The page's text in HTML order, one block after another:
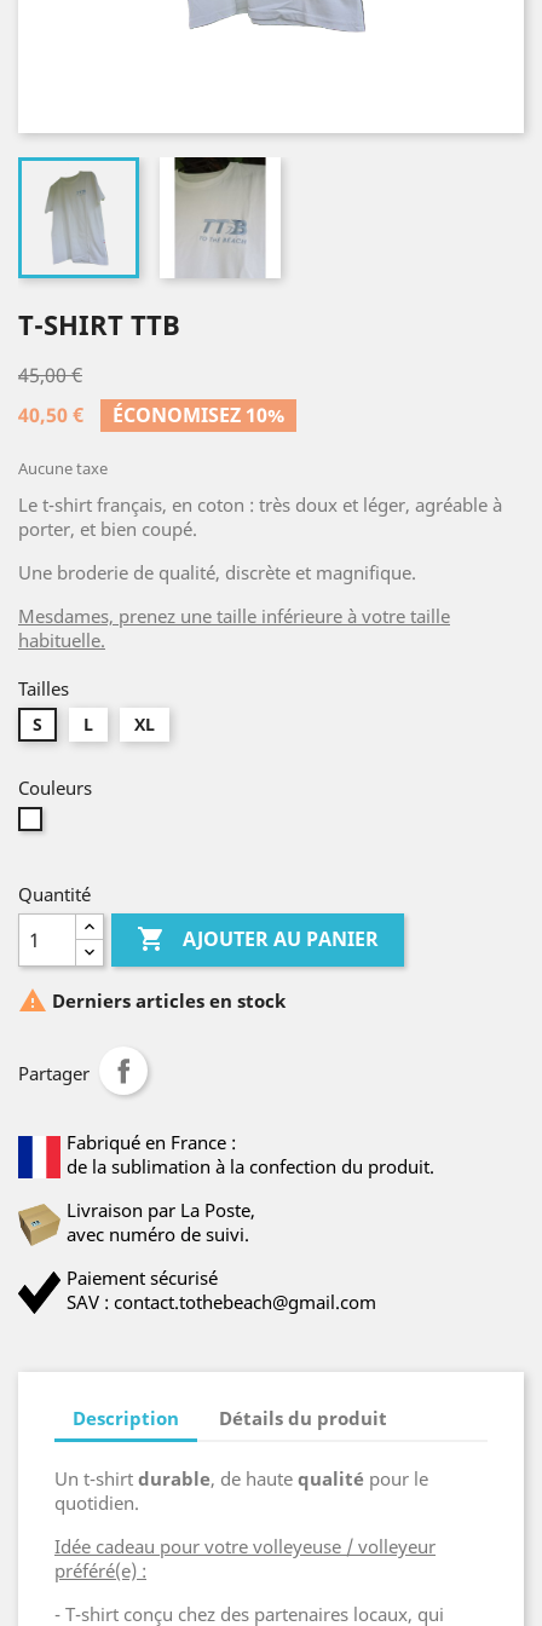
T-SHIRT TTB
45,00 €
40,50 €
ÉCONOMISEZ 10%
Aucune taxe
Le t-shirt français, en coton : très doux et léger, agréable à
porter, et bien coupé.
Une broderie de qualité, discrète et magnifique.
Mesdames, prenez une taille inférieure à votre taille
habituelle.
Tailles
S L XL
Couleurs
Quantité
 AJOUTER AU PANIER
 Derniers articles en stock
Partager
Fabriqué en France :
de la sublimation à la confection du produit.
Livraison par La Poste,
avec numéro de suivi.
Paiement sécurisé
SAV : contact.tothebeach@gmail.com
Description Détails du produit
Un t-shirt durable, de haute qualité pour le
quotidien.
Idée cadeau pour votre volleyeuse / volleyeur
préféré(e) :
- T-shirt conçu chez des partenaires locaux, qui